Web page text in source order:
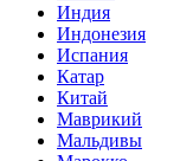
Индия
Индонезия
Испания
Катар
Китай
Маврикий
Мальдивы